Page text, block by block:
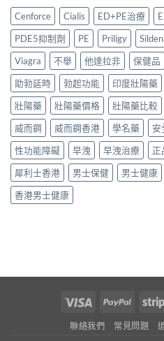
略〉
中
辨
完
整
攻
略〉
中
士
保
健
品
實
對
比〉
買
指
南：
貨
辨
別、
格
較
與
用
家
心
得
用
安
全
嗎？
2026
香
港
用
真
經
驗
與
安
全
服
Cenforce Cialis ED+PE治療
PDE5抑制劑
PE Priligy
Viagra
不舉 他達拉非 保健品
助勃延時
勃起功能 印度壯陽藥
壯陽藥
壯陽藥價格 壯陽藥比較
威而鋼
威而鋼香港 學名藥 安
性功能障礙
早洩 早洩治療 正
犀利士香港
男士保健 男士健康
香港男士健康
Visa PayPal
聯絡我們 常見問題